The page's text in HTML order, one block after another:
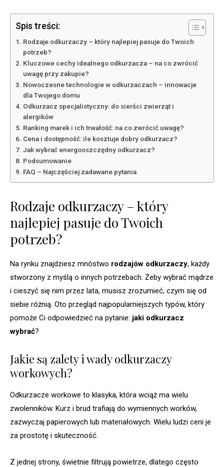
Spis treści:
Rodzaje odkurzaczy – który najlepiej pasuje do Twoich
potrzeb?
Kluczowe cechy idealnego odkurzacza – na co zwrócić
uwagę przy zakupie?
Nowoczesne technologie w odkurzaczach – innowacje
dla Twojego domu
Odkurzacz specjalistyczny: do sierści zwierząt i
alergików
Ranking marek i ich trwałość: na co zwrócić uwagę?
Cena i dostępność: ile kosztuje dobry odkurzacz?
Jak wybrać energooszczędny odkurzacz?
Podsumowanie
FAQ – Najczęściej zadawane pytania
Rodzaje odkurzaczy – który
najlepiej pasuje do Twoich
potrzeb?
Na rynku znajdziesz mnóstwo rodzajów odkurzaczy, każdy
stworzony z myślą o innych potrzebach. Żeby wybrać mądrze
i cieszyć się nim przez lata, musisz zrozumieć, czym się od
siebie różnią. Oto przegląd najpopularniejszych typów, który
pomoże Ci odpowiedzieć na pytanie: jaki odkurzacz
wybrać?
Jakie są zalety i wady odkurzaczy
workowych?
Odkurzacze workowe to klasyka, która wciąż ma wielu
zwolenników. Kurz i brud trafiają do wymiennych worków,
zazwyczaj papierowych lub materiałowych. Wielu ludzi ceni je
za prostotę i skuteczność.
Z jednej strony, świetnie filtrują powietrze, dlatego często